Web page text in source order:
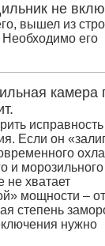
не
вышел из
Необходимо его
камера
Если он
и морозильного
не хватает
мощности –
степень
нужно